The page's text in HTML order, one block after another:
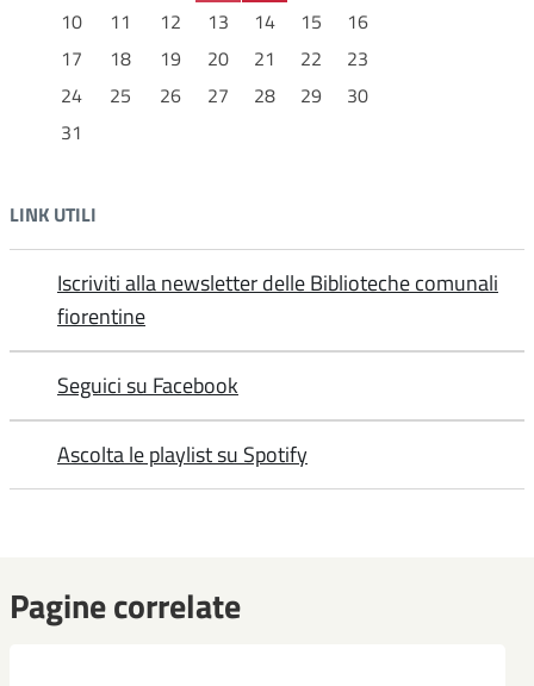
10
11 12 13 14 15
16
17
18 19 20 21 22
23
24
25 26 27 28 29
30
31
LINK UTILI
Iscriviti alla newsletter delle Biblioteche comunali
fiorentine
Seguici su Facebook
Ascolta le playlist su Spotify
Pagine correlate